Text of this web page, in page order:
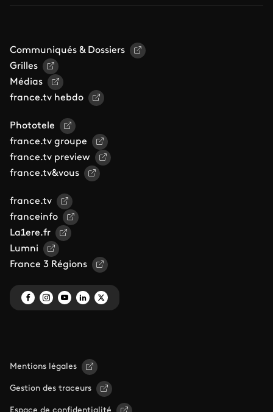
Communiqués & Dossiers
Grilles
Médias
france.tv hebdo
Phototele
france.tv groupe
france.tv preview
france.tv&vous
france.tv
franceinfo
La1ere.fr
Lumni
France 3 Régions
Mentions légales
Gestion des traceurs